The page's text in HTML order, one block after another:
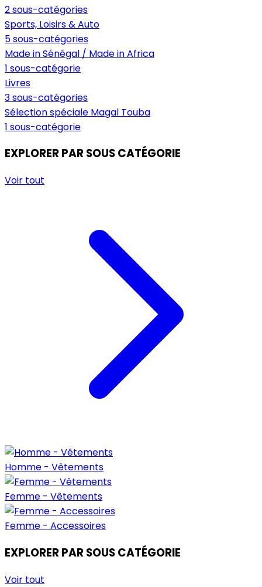
2 sous-catégories
Sports, Loisirs & Auto
5 sous-catégories
Made in Sénégal / Made in Africa
1 sous-catégorie
Livres
3 sous-catégories
Sélection spéciale Magal Touba
1 sous-catégorie
EXPLORER PAR SOUS CATÉGORIE
Voir tout
Homme - Vêtements
Femme - Vêtements
Femme - Accessoires
EXPLORER PAR SOUS CATÉGORIE
Voir tout